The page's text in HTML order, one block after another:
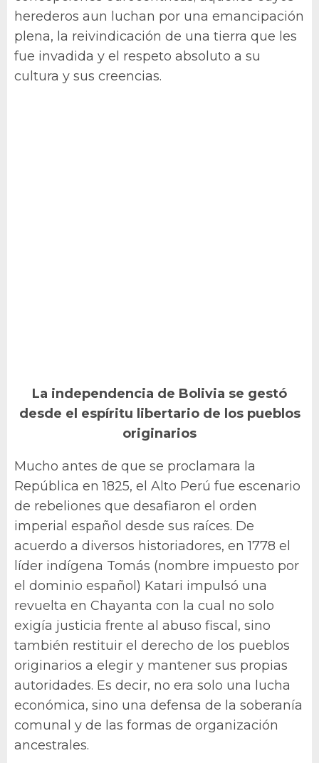
herederos aun luchan por una emancipación
plena, la reivindicación de una tierra que les
fue invadida y el respeto absoluto a su
cultura y sus creencias.
La independencia de Bolivia se gestó
desde el espíritu libertario de los pueblos
originarios
Mucho antes de que se proclamara la
República en 1825, el Alto Perú fue escenario
de rebeliones que desafiaron el orden
imperial español desde sus raíces. De
acuerdo a diversos historiadores, en 1778 el
líder indígena Tomás (nombre impuesto por
el dominio español) Katari impulsó una
revuelta en Chayanta con la cual no solo
exigía justicia frente al abuso fiscal, sino
también restituir el derecho de los pueblos
originarios a elegir y mantener sus propias
autoridades. Es decir, no era solo una lucha
económica, sino una defensa de la soberanía
comunal y de las formas de organización
ancestrales.